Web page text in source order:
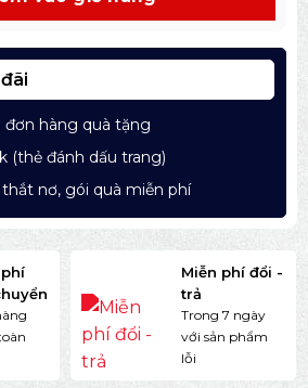
đơn hàng quà tặng
(thẻ đánh dấu trang)
nơ, gói quà miễn phí
Miễn phí đổi -
trả
Trong 7 ngày
với sản phẩm
lỗi